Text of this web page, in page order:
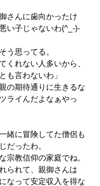
さんに歯向かったけ
い子じゃないわ(^_-)-
う思ってる。
くれない人多いから、
も言わないわ」
の期待通りに生きるな
ライんだよなぁやっ
緒に冒険してた僧侶も
だったわ。
宗教信仰の家庭でね。
られて、親御さんは
なって安定収入を得な